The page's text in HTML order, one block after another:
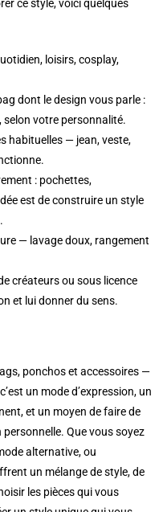
ce style, voici quelques
loisirs, cosplay,
dont le design vous parle :
votre personnalité.
habituelles — jean, veste,
: pochettes,
est de construire un style
— lavage doux, rangement
créateurs ou sous licence
et lui donner du sens.
ponchos et accessoires —
un mode d’expression, un
et un moyen de faire de
Que vous soyez
alternative, ou
un mélange de style, de
les pièces qui vous